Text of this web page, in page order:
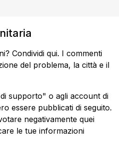
Condividi qui. I commenti
del problema, la città e il
supporto" o agli account di
essere pubblicati di seguito.
negativamente quei
le tue informazioni